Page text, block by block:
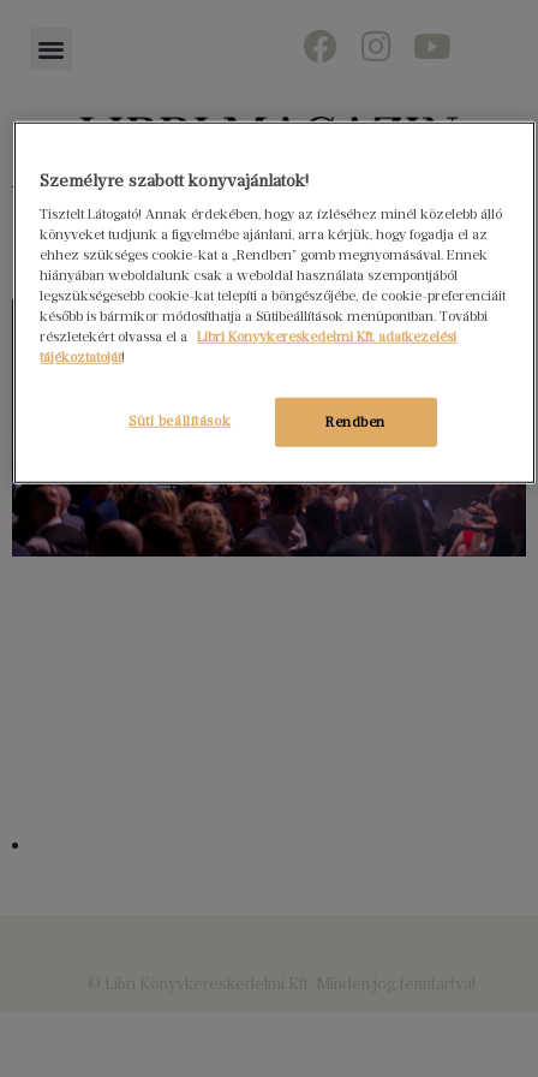
Könyvektől az olvasókig
Személyre szabott könyvajánlatok!
Tisztelt Látogató! Annak érdekében, hogy az ízléséhez minél közelebb álló
könyveket tudjunk a figyelmébe ajánlani, arra kérjük, hogy fogadja el az
ehhez szükséges cookie-kat a „Rendben” gomb megnyomásával. Ennek
hiányában weboldalunk csak a weboldal használata szempontjából
legszükségesebb cookie-kat telepíti a böngészőjébe, de cookie-preferenciáit
később is bármikor módosíthatja a Sütibeállítások menüpontban. További
részletekért olvassa el a
Libri Könyvkereskedelmi Kft. adatkezelési
tájékoztatóját!
Rendben
Süti beállítások